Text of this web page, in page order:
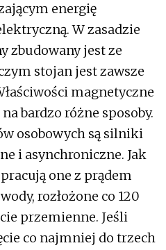
energię
W zasadzie
zbudowany jest ze
stojan jest zawsze
magnetyczne
bardzo różne sposoby.
osobowych są silniki
i asynchroniczne. Jak
one z prądem
rozłożone co 120
przemienne. Jeśli
co najmniej do trzech